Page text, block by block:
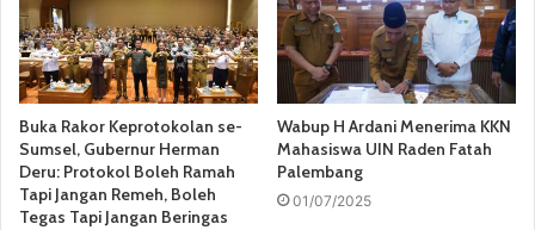
Buka Rakor Keprotokolan se-
Sumsel, Gubernur Herman
Deru: Protokol Boleh Ramah
Tapi Jangan Remeh, Boleh
Tegas Tapi Jangan Beringas
Wabup H Ardani Menerima KKN
Mahasiswa UIN Raden Fatah
Palembang
01/07/2025